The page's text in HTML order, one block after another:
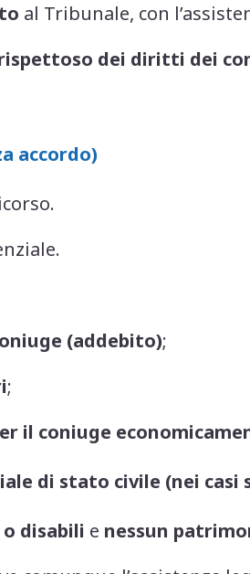
al Tribunale, con
dei diritti dei
accordo)
(addebito);
;
il coniuge
di stato civile (nei casi
disabili e nessun